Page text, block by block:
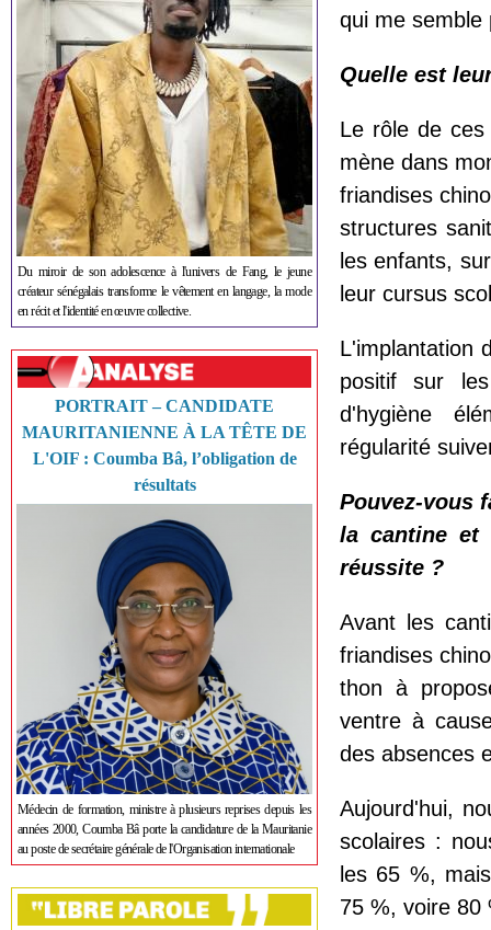
Du miroir de son adolescence à l'univers de Fang, le jeune
créateur sénégalais transforme le vêtement en langage, la mode
en récit et l'identité en œuvre collective.
PORTRAIT – CANDIDATE
MAURITANIENNE À LA TÊTE DE
L'OIF : Coumba Bâ, l’obligation de
résultats
Médecin de formation, ministre à plusieurs reprises depuis les
années 2000, Coumba Bâ porte la candidature de la Mauritanie
au poste de secrétaire générale de l'Organisation internationale
qui me semble
Quelle est
Le rôle de
mène dans
friandises
structures
les enfants,
leur cursus
L'implantation
positif sur
d'hygiène
régularité
Pouvez-vous
la cantine et
réussite ?
Avant les
friandises
thon à
ventre à
des absences
Aujourd'hui,
scolaires :
les 65 %,
75 %, voire 80